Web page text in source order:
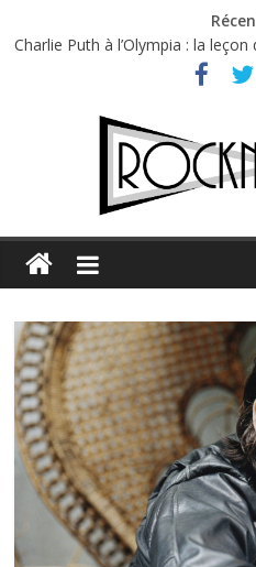
Charlie Puth à l’Olympia : la
Festival Triptyque : un nouveau
Hellfest 2026 vendredi :
Hellfest 2026 jeudi : impossible
Première édition du Midgard